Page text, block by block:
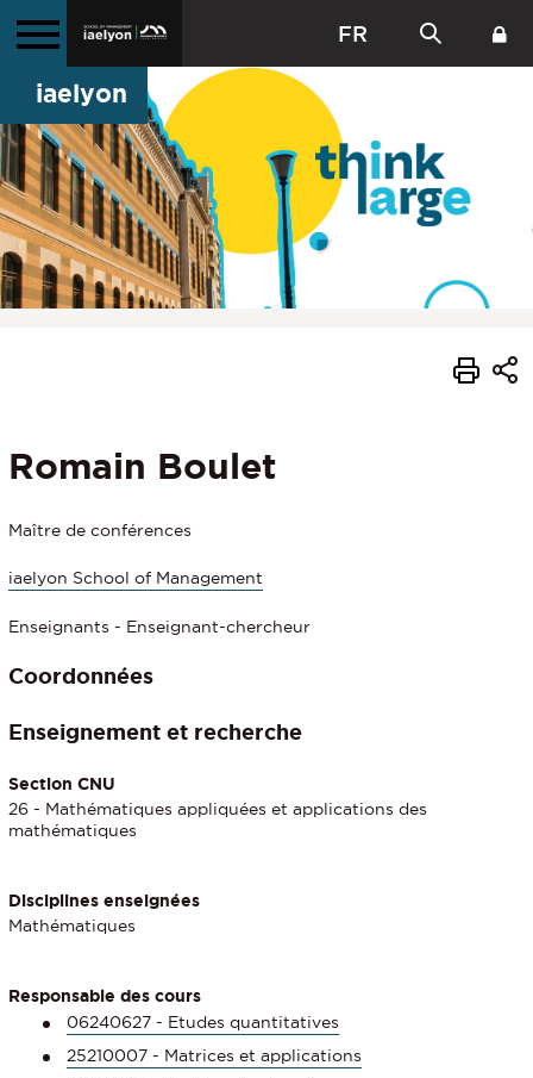
FR
iaelyon
Romain Boulet
Maître de conférences
iaelyon School of Management
Enseignants - Enseignant-chercheur
Coordonnées
Enseignement et recherche
Section CNU
26 - Mathématiques appliquées et applications des
mathématiques
Disciplines enseignées
Mathématiques
Responsable des cours
06240627 - Etudes quantitatives
25210007 - Matrices et applications